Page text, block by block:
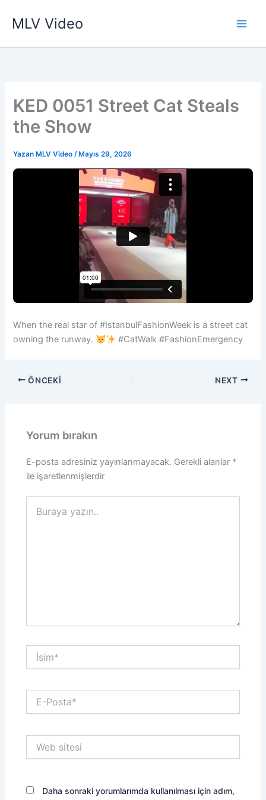
atlaMLV Video
KED 0051 Street Cat Steals
the Show
Yazan MLV Video/ Mayıs 29, 2026
When the real star of #IstanbulFashionWeek is a street cat
owning the runway.
#CatWalk #FashionEmergency
ÖNCEKI NEXT
Yorum bırakın
E-posta adresiniz yayınlanmayacak. Gerekli alanlar *
ile işaretlenmişlerdir
yazın..
İsim*
Posta*
sitesi
Daha sonraki yorumlarımda kullanılması için adım,